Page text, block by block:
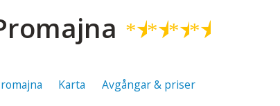
★★★★
Karta Avgångar & priser